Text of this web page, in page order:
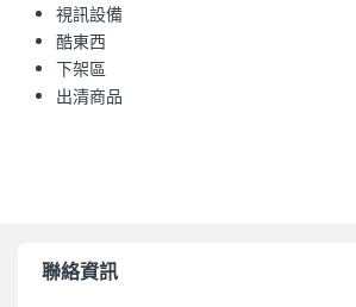
視訊設備
酷東西
下架區
出清商品
聯絡資訊